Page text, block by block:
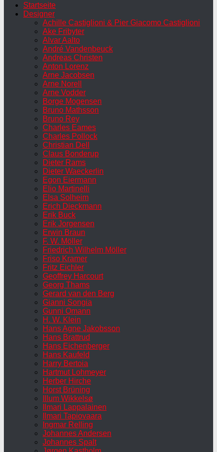
Startseite
Designer
Achille Castiglioni & Pier Giacomo Castiglioni
Ake Fribyter
Alvar Aalto
André Vandenbeuck
Andreas Christen
Anton Lorenz
Arne Jacobsen
Arne Norell
Arne Vodder
Borge Mogensen
Bruno Mathsson
Bruno Rey
Charles Eames
Charles Pollock
Christian Dell
Claus Bonderup
Dieter Rams
Dieter Waeckerlin
Egon Eiermann
Elio Martinelli
Elsa Solheim
Erich Dieckmann
Erik Buck
Erik Jorgensen
Erwin Braun
F. W. Möller
Friedrich Wilhelm Möller
Friso Kramer
Fritz Eichler
Geoffrey Harcourt
Georg Thams
Gerard van den Berg
Gianni Songia
Gunni Omann
H. W. Klein
Hans Agne Jakobsson
Hans Brattrud
Hans Eichenberger
Hans Kaufeld
Harry Bertoia
Hartmut Lohmeyer
Herber Hirche
Horst Brüning
Illum Wikkelsø
Ilmari Lappalainen
Ilmari Tapiovaara
Ingmar Relling
Johannes Andersen
Johannes Spalt